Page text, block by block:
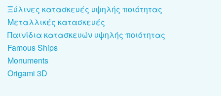
Ξύλινες κατασκευές υψηλής ποιότητας
Μεταλλικές κατασκευές
Παινίδια κατασκευών υψηλής ποιότητας
Famous Ships
Monuments
Origami 3D